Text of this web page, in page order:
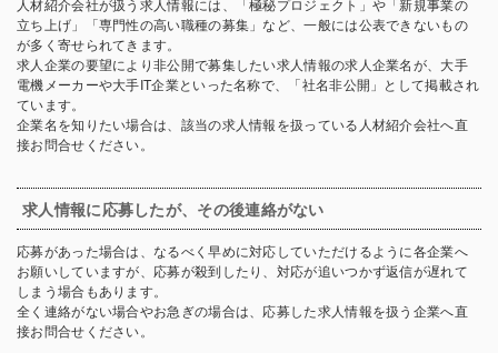
人材紹介会社が扱う求人情報には、「極秘プロジェクト」や「新規事業の
立ち上げ」「専門性の高い職種の募集」など、一般には公表できないもの
が多く寄せられてきます。
求人企業の要望により非公開で募集したい求人情報の求人企業名が、大手
電機メーカーや大手IT企業といった名称で、「社名非公開」として掲載され
ています。
企業名を知りたい場合は、該当の求人情報を扱っている人材紹介会社へ直
接お問合せください。
求人情報に応募したが、その後連絡がない
応募があった場合は、なるべく早めに対応していただけるように各企業へ
お願いしていますが、応募が殺到したり、対応が追いつかず返信が遅れて
しまう場合もあります。
全く連絡がない場合やお急ぎの場合は、応募した求人情報を扱う企業へ直
接お問合せください。